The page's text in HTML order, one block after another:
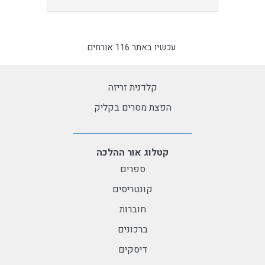
עכשיו באתר 116 אורחים
קלדנית זריזה
הפצת מסרים בקליק
קטלוג אור ההלכה
ספרים
קונטריסים
חוברות
ברכונים
דיסקים